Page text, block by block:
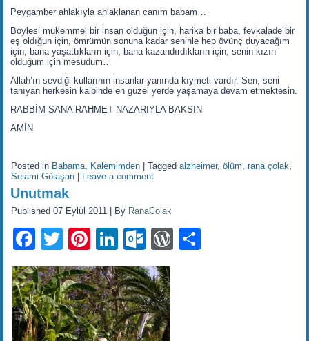
Peygamber ahlakıyla ahlaklanan canım babam…
Böylesi mükemmel bir insan olduğun için, harika bir baba, fevkalade bir
eş oldığun için, ömrümün sonuna kadar seninle hep övünç duyacağım
için, bana yaşattıkların için, bana kazandırdıkların için, senin kızın
olduğum için mesudum…
Allah’ın sevdiği kullarının insanlar yanında kıymeti vardır. Sen, seni
tanıyan herkesin kalbinde en güzel yerde yaşamaya devam etmektesin.
RABBİM SANA RAHMET NAZARIYLA BAKSIN
AMİN
Posted in Babama, Kalemimden |Tagged alzheimer,ölüm,rana çolak,
Selami Gölaşan
Leave a comment
Unutmak
Published 07 Eylül 2011 By RanaColak
Facebook
TwitterPinterest
LinkedIn
Outlook.com
WordPress